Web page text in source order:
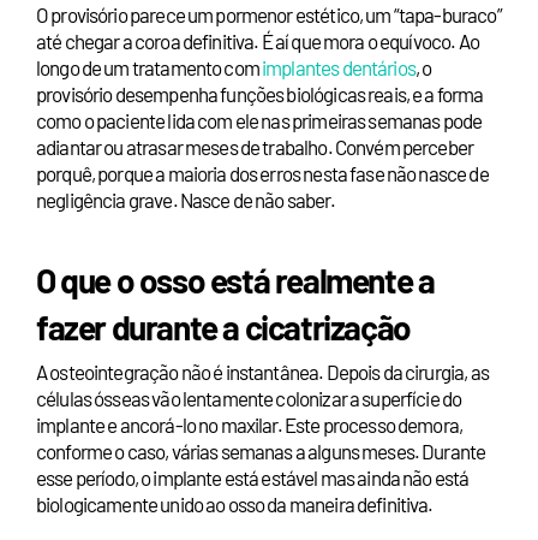
O provisório parece um pormenor estético, um “tapa-buraco”
até chegar a coroa definitiva. É aí que mora o equívoco. Ao
longo de um tratamento comimplantes dentários, o
provisório desempenha funções biológicas reais, e a forma
como o paciente lida com ele nas primeiras semanas pode
adiantar ou atrasar meses de trabalho. Convém perceber
porquê, porque a maioria dos erros nesta fase não nasce de
negligência grave. Nasce de não saber.
O que o osso está realmente a
fazer durante a cicatrização
A osteointegração não é instantânea. Depois da cirurgia, as
células ósseas vão lentamente colonizar a superfície do
implante e ancorá-lo no maxilar. Este processo demora,
conforme o caso, várias semanas a alguns meses. Durante
esse período, o implante está estável mas ainda não está
biologicamente unido ao osso da maneira definitiva.